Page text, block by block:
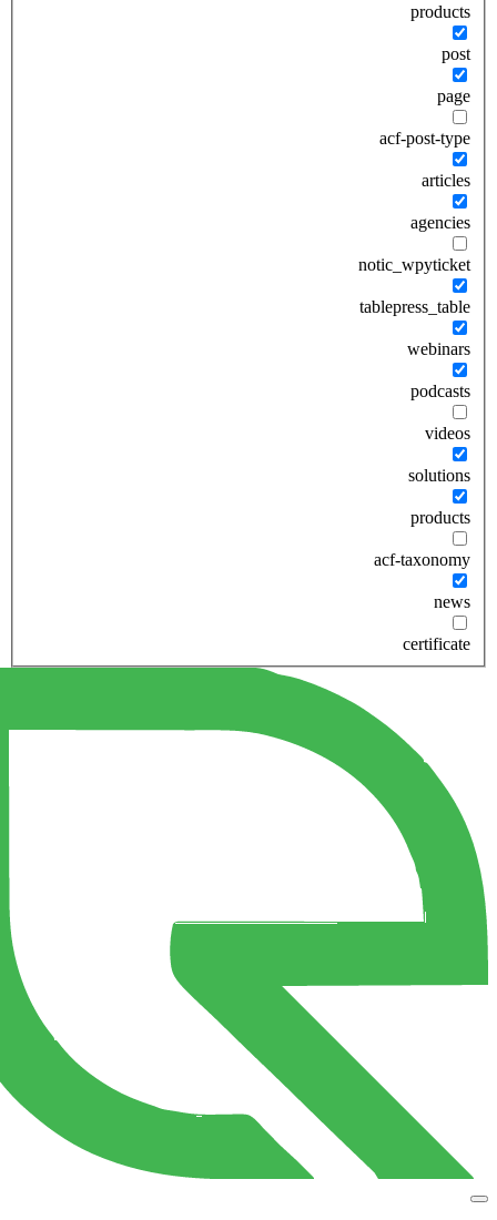
products
post
page
acf-post-type
articles
agencies
notic_wpyticket
tablepress_table
webinars
podcasts
videos
solutions
products
acf-taxonomy
news
certificate